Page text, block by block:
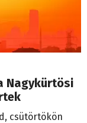
Nagykürtösi
csütörtökön